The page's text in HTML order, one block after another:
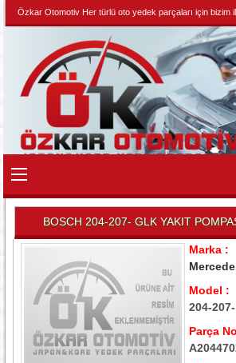
Özkar Otomotiv Her türlü oto yedek parçaları için bizim
BOSCH 204-207- GLK YAKIT
Marka :
Model :
204-
Parça